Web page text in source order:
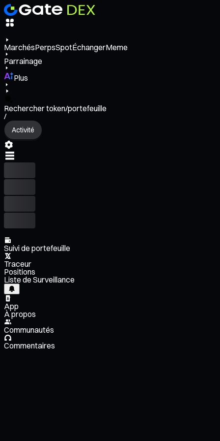
MarchésPerpsSpotÉchangerMeme
Parrainage
Plus
Rechercher token/portefeuille
/
Activité
Suivi de portefeuille
Traceur
Positions
Liste de Surveillance
App
À propos
Communautés
Commentaires